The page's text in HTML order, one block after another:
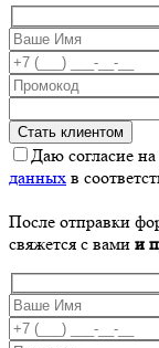
Даю согласие
данных в
После отправки
свяжется с вами и